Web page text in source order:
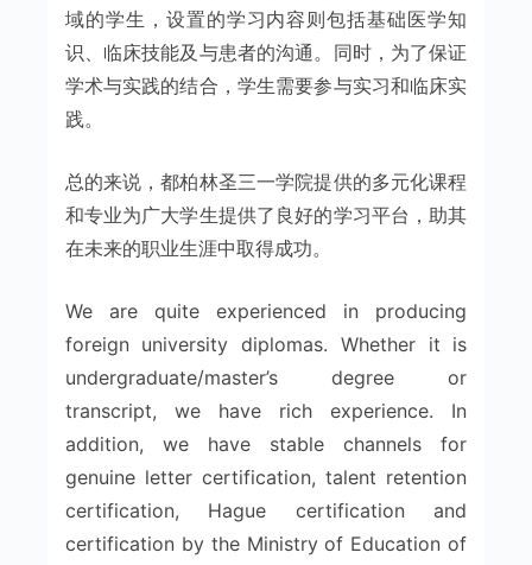
域的学生，设置的学习内容则包括基础医学知
识、临床技能及与患者的沟通。同时，为了保证
学术与实践的结合，学生需要参与实习和临床实
践。
总的来说，都柏林圣三一学院提供的多元化课程
和专业为广大学生提供了良好的学习平台，助其
在未来的职业生涯中取得成功。
We are quite experienced in producing
foreign university diplomas. Whether it is
undergraduate/master’s degree or
transcript, we have rich experience. In
addition, we have stable channels for
genuine letter certification, talent retention
certification, Hague certification and
certification by the Ministry of Education of